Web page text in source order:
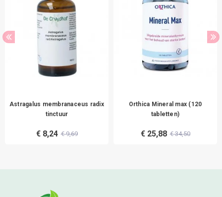
Astragalus membranaceus radix
tinctuur
€ 8,24 € 9,69
Orthica Mineral max (120
tabletten)
€ 25,88 € 34,50